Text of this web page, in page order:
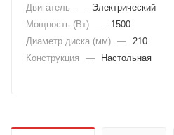
Двигатель
—
Электрический
Мощность (Вт) —
1500
Диаметр диска (мм) — 210
Конструкция
— Настольная